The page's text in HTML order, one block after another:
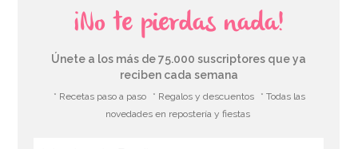
¡No te pierdas nada!
Únete a los más de 75.000 suscriptores que ya
reciben cada semana
* Recetas paso a paso * Regalos y descuentos
* Todas las
novedades en repostería y fiestas